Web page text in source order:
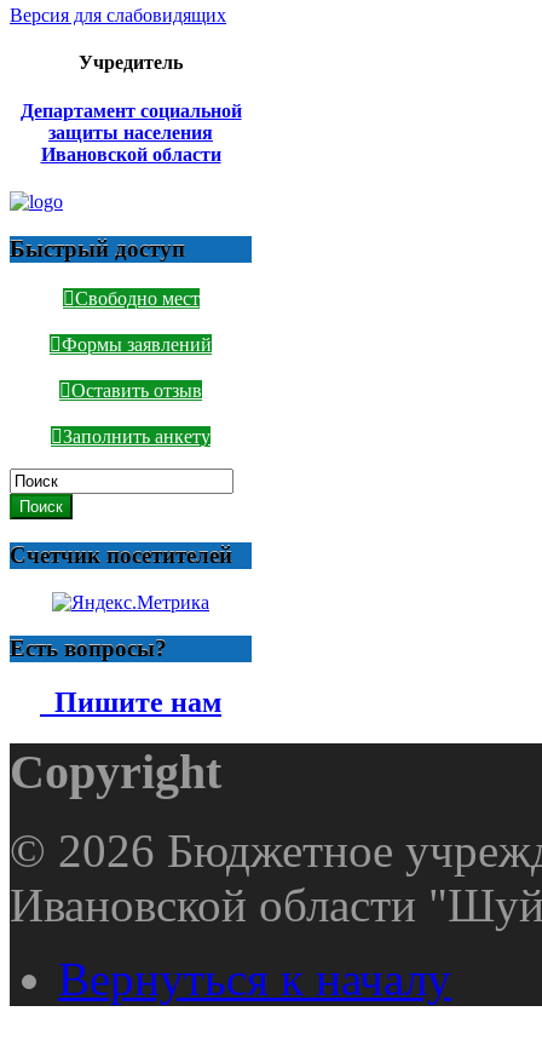
Версия для слабовидящих
Учредитель
Департамент социальной
защиты населения
Ивановской области
Быстрый доступ
Свободно мест
Формы заявлений
Оставить отзыв
Заполнить анкету
Поиск
Счетчик посетителей
Есть вопросы?
Пишите нам
Copyright
© 2026 Бюджетное
Ивановской области
Вернуться к началу